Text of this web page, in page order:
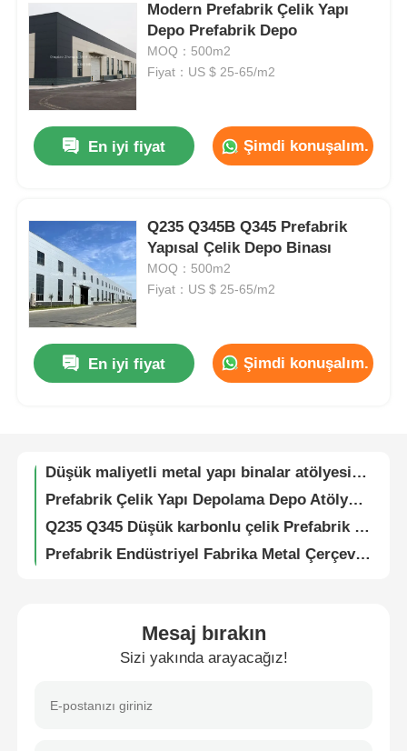
Ana sayfa
Ürünler
Teklif isteği
Hafif çelik prefabrik ev
Modern Prefabrik Çelik Yapı
Depo Prefabrik Depo
MOQ：500m2
Fiyat：US $ 25-65/m2
En iyi fiyat Şimdi konuşalım.
Q235 Q345B Q345 Prefabrik
Yapısal Çelik Depo Binası
MOQ：500m2
Fiyat：US $ 25-65/m2
En iyi fiyat Şimdi konuşalım.
Metal Depo Çözümü Çelik Yapı Binası Güvenli ve Endüstriyel Depolama Sağlar
Prefabrik Çelik Yapı Depolama Depo Atölyesi Hangar Ofis Binası
Q235 Q345 Düşük karbonlu çelik Prefabrik çelik yapısı Bina H Çerçeve İnşaatı
Prefabrik Endüstriyel Fabrika Metal Çerçeve Pre Mühendislik Modüler Çelik Binalar
Özel tasarlanmış çok katlı prefabrik hafif çelik yapı binası
Mesaj bırakın
Sizi yakında arayacağız!